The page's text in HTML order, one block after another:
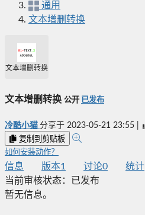
通用
文本增删转换
文本增删转换
文本增删转换 公开 已发布
冷酷小猫 分享于 2023-05-21 23:55
复制到剪贴板
如何安装动作？
信息 版本1 讨论0 统计
当前审核状态：
已发布
暂无信息。